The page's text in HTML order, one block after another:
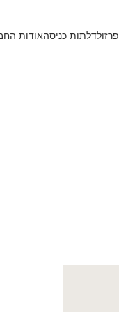
אודותדלתות כניסהפרזול